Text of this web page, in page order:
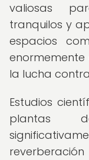
valiosas
tranquilos y
espacios
la lucha
Estudios
plantas